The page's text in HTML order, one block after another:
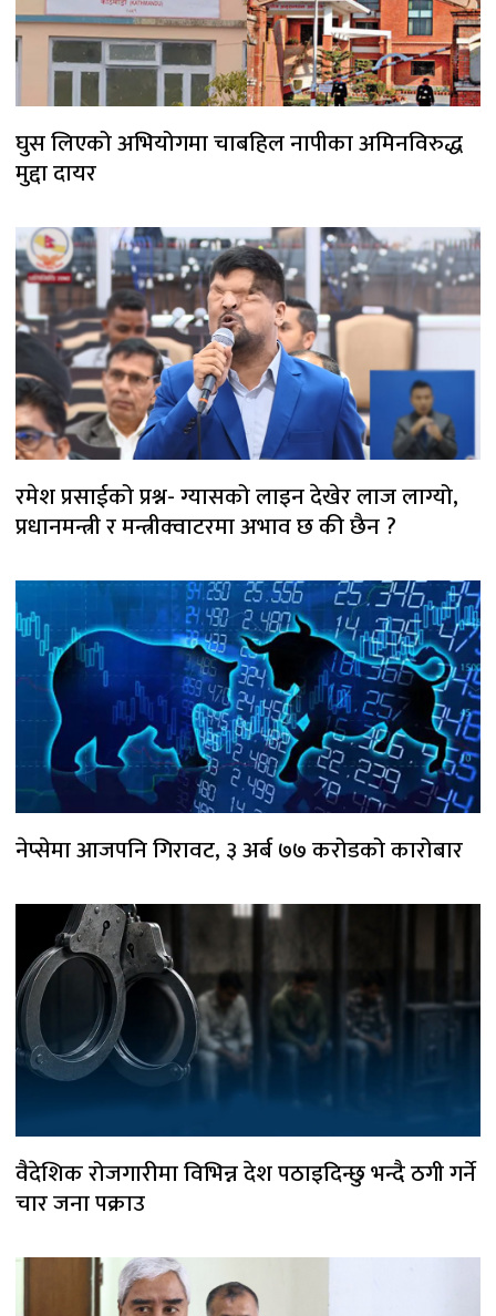
घुस लिएको अभियोगमा चाबहिल नापीका अमिनविरुद्ध
मुद्दा दायर
रमेश प्रसाईको प्रश्न- ग्यासको लाइन देखेर लाज लाग्यो,
प्रधानमन्त्री र मन्त्रीक्वाटरमा अभाव छ की छैन ?
नेप्सेमा आजपनि गिरावट, ३ अर्ब ७७ करोडको कारोबार
वैदेशिक रोजगारीमा विभिन्न देश पठाइदिन्छु भन्दै ठगी गर्ने
चार जना पक्राउ